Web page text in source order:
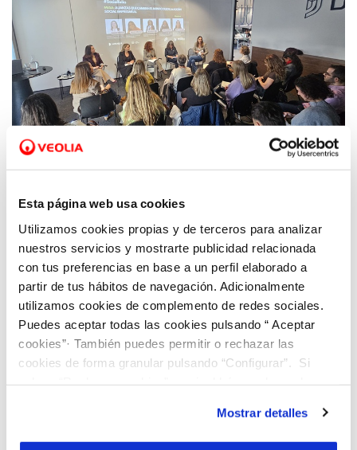
Esta página web usa cookies
Utilizamos cookies propias y de terceros para analizar
nuestros servicios y mostrarte publicidad relacionada
con tus preferencias en base a un perfil elaborado a
partir de tus hábitos de navegación. Adicionalmente
utilizamos cookies de complemento de redes sociales.
Puedes aceptar todas las cookies pulsando “ Aceptar
cookies”· También puedes permitir o rechazar las
cookies de forma granular pulsando “Configurar”. Si
son indispensables para que el sitio web funcione y que
por tanto no se pueden desactivar. Puedes consultar
Mostrar detalles
24 NOV 2025
El Social Talks de Hidraqua y el CE/R+S incide
proyectos de voluntariado en las empresas